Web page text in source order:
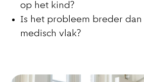
op het kind?
Is het probleem breder
medisch vlak?